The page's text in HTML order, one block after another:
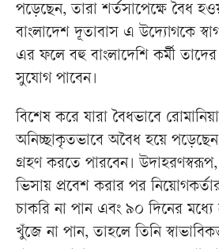
পড়েছেন, তারা শর্তসাপেক্ষে বৈধ
বাংলাদেশ দূতাবাস এ উদ্যোগকে
এর ফলে বহু বাংলাদেশি কর্মী
সুযোগ পাবেন।
বিশেষ করে যারা বৈধভাবে
অনিচ্ছাকৃতভাবে অবৈধ হয়ে
গ্রহণ করতে পারবেন।
ভিসায় প্রবেশ করার পর
চাকরি না পান এবং ৯০ দিনের
খুঁজে না পান, তাহলে তিনি